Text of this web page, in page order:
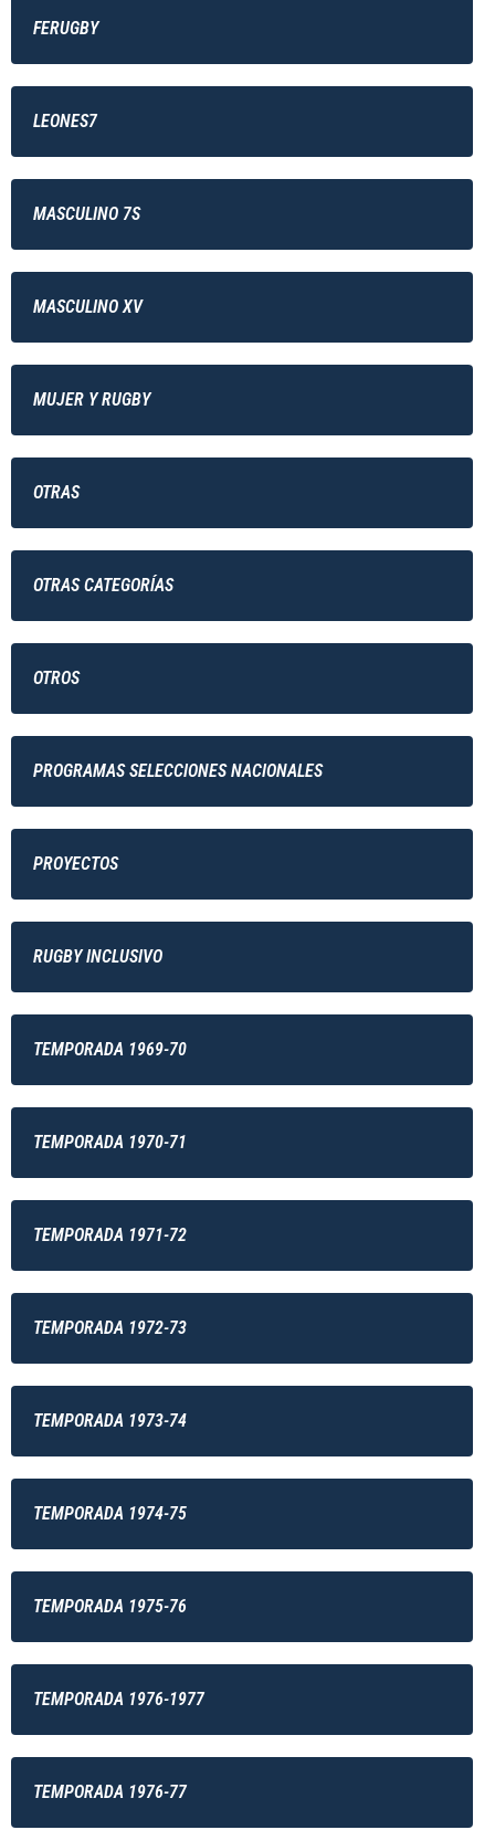
FERUGBY
LEONES7
MASCULINO 7S
MASCULINO XV
MUJER Y RUGBY
OTRAS
OTRAS CATEGORÍAS
OTROS
PROGRAMAS SELECCIONES NACIONALES
PROYECTOS
RUGBY INCLUSIVO
TEMPORADA 1969-70
TEMPORADA 1970-71
TEMPORADA 1971-72
TEMPORADA 1972-73
TEMPORADA 1973-74
TEMPORADA 1974-75
TEMPORADA 1975-76
TEMPORADA 1976-1977
TEMPORADA 1976-77